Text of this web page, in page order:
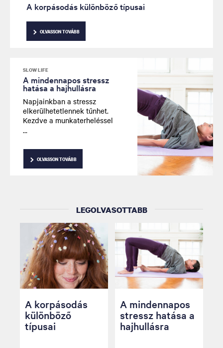
A korpásodás különböző típusai
OLVASSON TOVÁBB
SLOW LIFE
A mindennapos stressz
hatása a hajhullásra
Napjainkban a stressz
elkerülhetetlennek tűnhet.
Kezdve a munkaterheléssel
kapcsolatos nyomással
apróbb bosszúságáig és
ironikusan, manapság a
legtöbben aggódunk ezeknek
befolyásolhatja mindez hajunk
OLVASSON TOVÁBB
LEGOLVASOTTABB
A korpásodás
különböző
típusai
A mindennapos
stressz hatása a
hajhullásra